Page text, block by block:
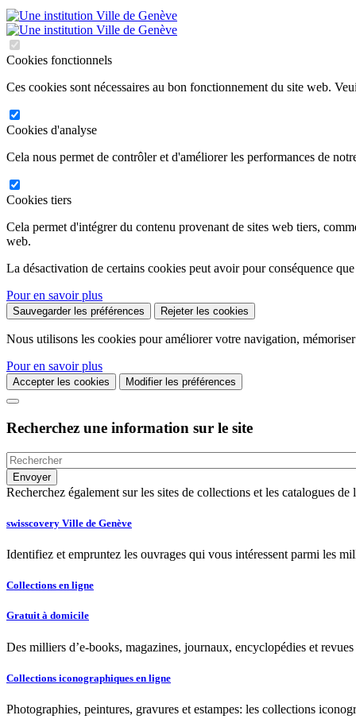
Cookies fonctionnels
Ces cookies sont nécessaires au bon fonctionnement du site web.
Cookies d'analyse
Cela nous permet de contrôler et d'améliorer les performances de
Cookies tiers
Cela permet d'intégrer du contenu provenant de sites web tiers,
web.
La désactivation de certains cookies peut avoir pour conséquence
Pour en savoir plus
Sauvegarder les préférences Rejeter les cookies
Nous utilisons les cookies pour améliorer votre navigation,
Pour en savoir plus
Accepter les cookies Modifier les préférences
Recherchez une information sur le site
Recherchez également sur les sites de collections et les catalogues
swisscovery Ville de Genève
Identifiez et empruntez les ouvrages qui vous intéressent parmi les
Collections en ligne
Gratuit à domicile
Des milliers d’e-books, magazines, journaux, encyclopédies et
Collections iconographiques en ligne
Photographies, peintures, gravures et estampes: les collections